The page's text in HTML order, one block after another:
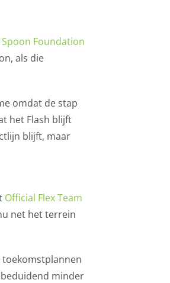
Foundation
als die
omdat de stap
het Flash blijft
blijft, maar
Official Flex Team
net het terrein
toekomstplannen
minder